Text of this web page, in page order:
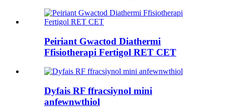
Peiriant Gwactod Diathermi
Ffisiotherapi Fertigol RET CET
Dyfais RF ffracsiynol mini
anfewnwthiol